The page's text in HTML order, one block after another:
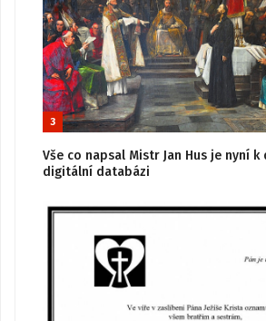
3
Vše co napsal Mistr Jan Hus je nyní
digitální databázi